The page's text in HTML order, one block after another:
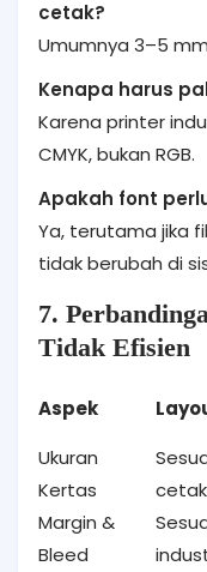
cetak?
Umumnya 3–5
Kenapa harus
Karena printer
CMYK, bukan RGB.
Apakah font
Ya, terutama jika
tidak berubah di
7.
Tidak Efisien
Aspek
Ukuran
Kertas
Margin &
Bleed